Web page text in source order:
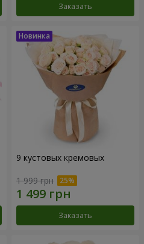
Заказать
9 кустовых кремовых
1 999 грн
Заказать